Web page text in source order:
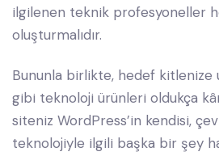
ilgilenen teknik profesyoneller
oluşturmalıdır.
Bununla birlikte, hedef kitlenize
gibi teknoloji ürünleri oldukça
siteniz WordPress’in kendisi,
teknolojiyle ilgili başka bir şey